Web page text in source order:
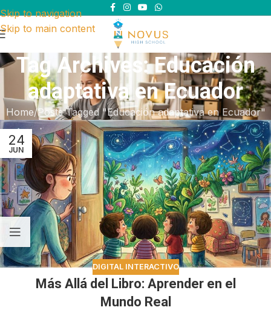
Skip to navigation
Skip to main content
Tag Archives: Educación
adaptativa en Ecuador
Home Posts Tagged "Educación adaptativa en Ecuador"
24
JUN
DIGITAL INTERACTIVO
Más Allá del Libro: Aprender en el
Mundo Real